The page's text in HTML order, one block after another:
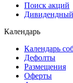
Поиск акций
Дивидендный
Календарь
Календарь
Дефолты
Размещения
Оферты